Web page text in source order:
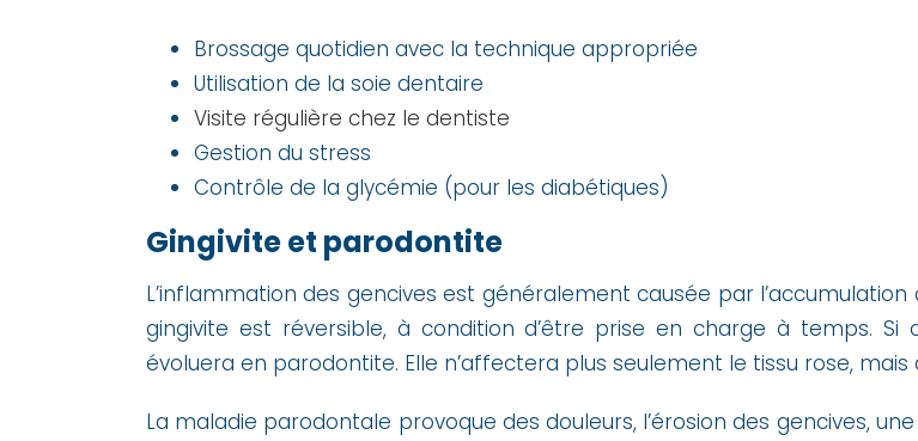
Brossage quotidien avec la technique appropriée
Utilisation de la soie dentaire
Visite régulière chez le dentiste
Gestion du stress
Contrôle de la glycémie (pour les diabétiques)
Gingivite et parodontite
L’inflammation des gencives est généralement causée par
gingivite est réversible, à condition d’être prise en charge à temps. Si
évoluera en parodontite. Elle n’affectera plus seulement le tissu rose, mais
La maladie parodontale provoque des douleurs, l’érosion des gencives,